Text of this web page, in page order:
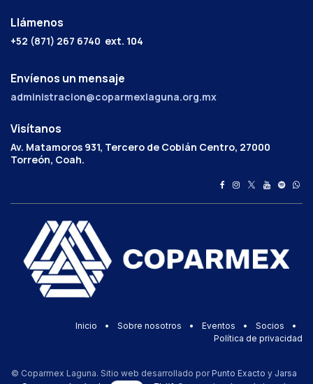
Llámenos
+52 (871) 267 6740 ext. 104
Envíenos un mensaje
administracion@coparmexlaguna.org.mx
Visítanos
Av. Matamoros 931, Tercero de Cobián Centro, 27000
Torreón, Coah.
Inicio • Sobre nosotros • Eventos • Socios
•
Política de privacidad
© Coparmex Laguna. Sitio web desarrollado por Punto Exacto y Jarsa